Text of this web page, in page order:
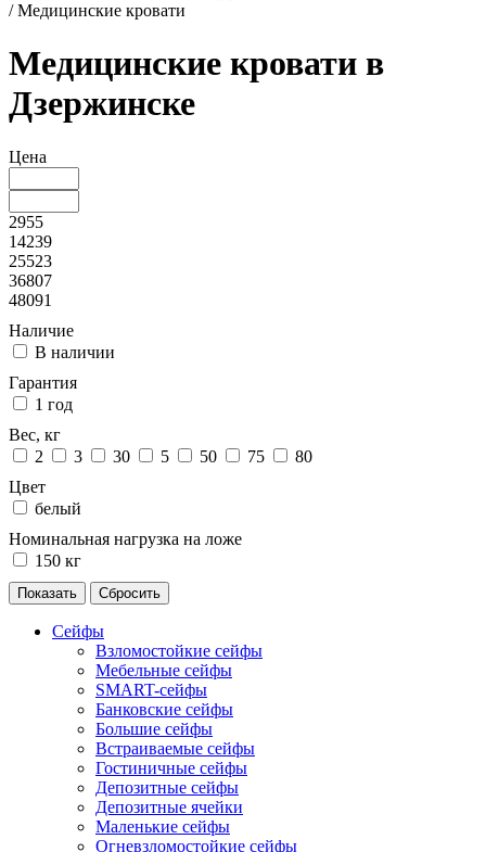
/ Медицинские кровати
Медицинские кровати в
Дзержинске
Цена
2955
14239
25523
36807
48091
Наличие
В наличии
Гарантия
1 год
Вес, кг
2
3 30 5 50 75
80
Цвет
белый
Номинальная нагрузка на ложе
150 кг
Сейфы
Взломостойкие сейфы
Мебельные сейфы
SMART-сейфы
Банковские сейфы
Большие сейфы
Встраиваемые сейфы
Гостиничные сейфы
Депозитные сейфы
Депозитные ячейки
Маленькие сейфы
Огневзломостойкие сейфы